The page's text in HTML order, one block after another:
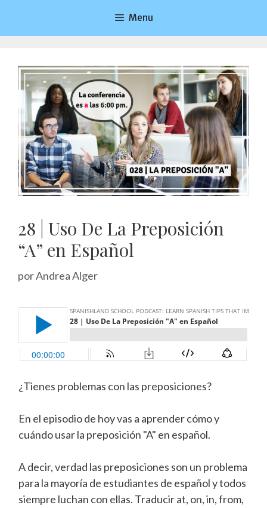
contenido
Menu
28 | Uso De La Preposición
“A” en Español
porAndrea Alger
¿Tienes problemas con las preposiciones?
En el episodio de hoy vas a aprender cómo y
cuándo usar la preposición "A" en español.
A decir, verdad las preposiciones son un problema
para la mayoría de estudiantes de español y todos
siempre luchan con ellas. Traducir at, on, in, from,